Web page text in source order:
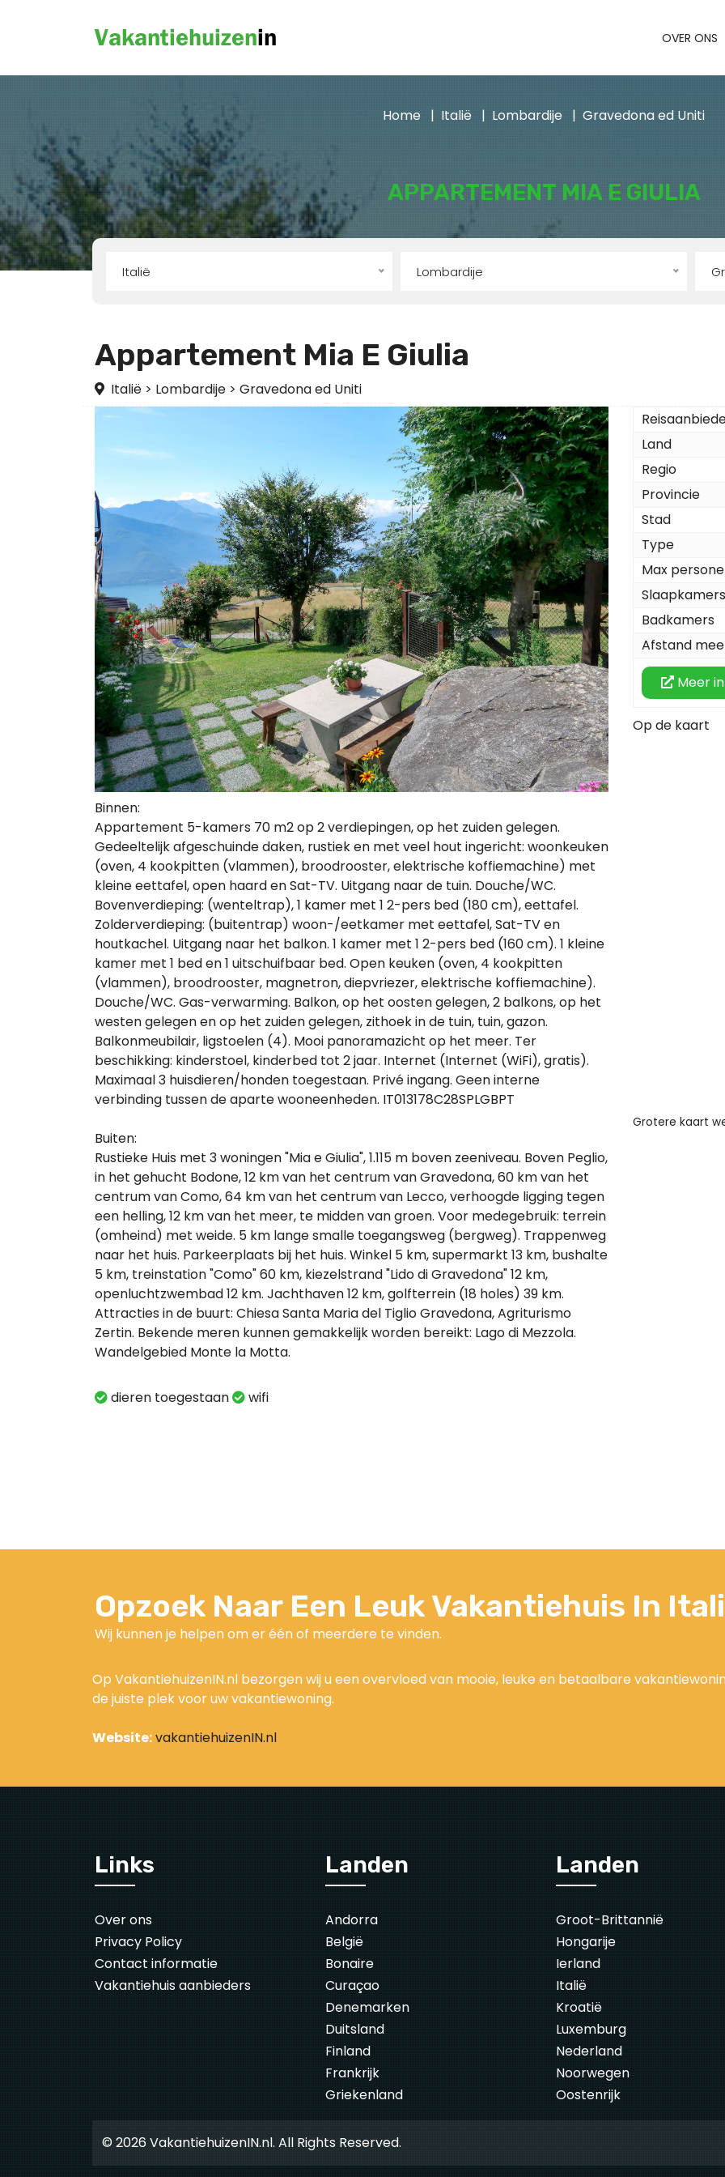
OVER ONS
APPARTEMENT MIA E GIULIA
Home Italië Lombardije Gravedona ed Uniti
Italië Lombardije
Appartement Mia E Giulia
Italië > Lombardije > Gravedona ed Uniti
Binnen:
Appartement 5-kamers 70 m2 op 2 verdiepingen, op het zuiden gelegen.
Gedeeltelijk afgeschuinde daken, rustiek en met veel hout ingericht: woonkeuken
(oven, 4 kookpitten (vlammen), broodrooster, elektrische koffiemachine) met
kleine eettafel, open haard en Sat-TV. Uitgang naar de tuin. Douche/WC.
Bovenverdieping: (wenteltrap), 1 kamer met 1 2-pers bed (180 cm), eettafel.
Zolderverdieping: (buitentrap) woon-/eetkamer met eettafel, Sat-TV en
houtkachel. Uitgang naar het balkon. 1 kamer met 1 2-pers bed (160 cm). 1 kleine
kamer met 1 bed en 1 uitschuifbaar bed. Open keuken (oven, 4 kookpitten
(vlammen), broodrooster, magnetron, diepvriezer, elektrische koffiemachine).
Douche/WC. Gas-verwarming. Balkon, op het oosten gelegen, 2 balkons, op het
westen gelegen en op het zuiden gelegen, zithoek in de tuin, tuin, gazon.
Balkonmeubilair, ligstoelen (4). Mooi panoramazicht op het meer. Ter
beschikking: kinderstoel, kinderbed tot 2 jaar. Internet (Internet (WiFi), gratis).
Maximaal 3 huisdieren/honden toegestaan. Privé ingang. Geen interne
verbinding tussen de aparte wooneenheden. IT013178C28SPLGBPT
Buiten:
Rustieke Huis met 3 woningen "Mia e Giulia", 1.115 m boven zeeniveau. Boven Peglio,
in het gehucht Bodone, 12 km van het centrum van Gravedona, 60 km van het
centrum van Como, 64 km van het centrum van Lecco, verhoogde ligging tegen
een helling, 12 km van het meer, te midden van groen. Voor medegebruik: terrein
(omheind) met weide. 5 km lange smalle toegangsweg (bergweg). Trappenweg
naar het huis. Parkeerplaats bij het huis. Winkel 5 km, supermarkt 13 km, bushalte
5 km, treinstation "Como" 60 km, kiezelstrand "Lido di Gravedona" 12 km,
openluchtzwembad 12 km. Jachthaven 12 km, golfterrein (18 holes) 39 km.
Attracties in de buurt: Chiesa Santa Maria del Tiglio Gravedona, Agriturismo
Zertin. Bekende meren kunnen gemakkelijk worden bereikt: Lago di Mezzola.
Wandelgebied Monte la Motta.
dieren toegestaan wifi
Land
Regio
Provincie
Stad
Type
Max
Slaapkamers
Badkamers
Afstand
Meer
Op de kaart
Grotere kaart
Opzoek Naar Een Leuk Vakantiehuis In
Wij kunnen je helpen om er één of meerdere te vinden.
Op VakantiehuizenIN.nl bezorgen wij u een overvloed van mooie, leuke en betaalbare
de juiste plek voor uw vakantiewoning.
Website:vakantiehuizenIN.nl
Links
Over ons
Privacy Policy
Contact informatie
Vakantiehuis aanbieders
Landen
Andorra
België
Bonaire
Curaçao
Denemarken
Duitsland
Finland
Frankrijk
Griekenland
Landen
Groot-Brittannië
Hongarije
Ierland
Italië
Kroatië
Luxemburg
Nederland
Noorwegen
Oostenrijk
© 2026 VakantiehuizenIN.nl. All Rights Reserved.